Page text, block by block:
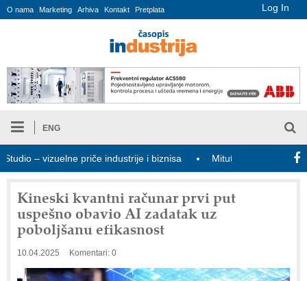
Log In
O nama Marketing Arhiva Kontakt Pretplata
ENG
– vizuelne priče industrije i biznisa Mitutoyo Crysta-Apex V
Kineski kvantni računar prvi put
uspešno obavio AI zadatak uz
poboljšanu efikasnost
10.04.2025 Komentari: 0